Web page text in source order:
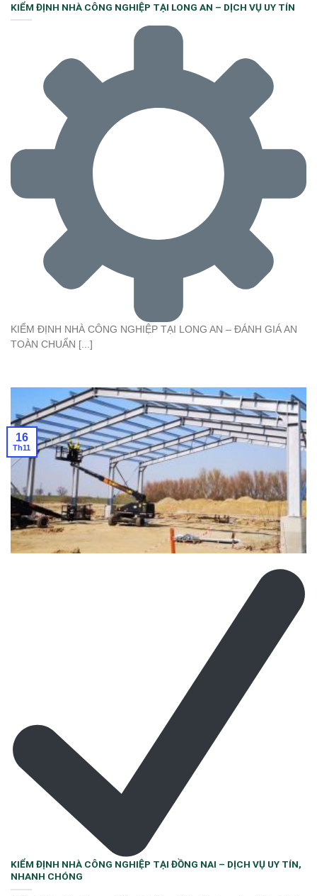
KIỂM ĐỊNH NHÀ CÔNG NGHIỆP TẠI LONG AN – DỊCH VỤ UY TÍN
KIỂM ĐỊNH NHÀ CÔNG NGHIỆP TẠI LONG AN – ĐÁNH GIÁ AN
TOÀN CHUẨN [...]
KIỂM ĐỊNH NHÀ CÔNG NGHIỆP TẠI ĐỒNG NAI – DỊCH VỤ UY TÍN,
NHANH CHÓNG
16
Th11